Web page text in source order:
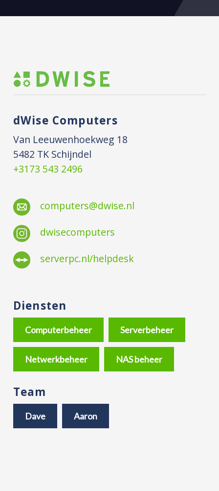
dWise Computers
Van Leeuwenhoekweg 18
5482 TK Schijndel
+3173 543 2496
computers@dwise.nl
dwisecomputers
serverpc.nl/helpdesk
Diensten
Computerbeheer Serverbeheer
Netwerkbeheer NAS beheer
Team
Dave Aaron